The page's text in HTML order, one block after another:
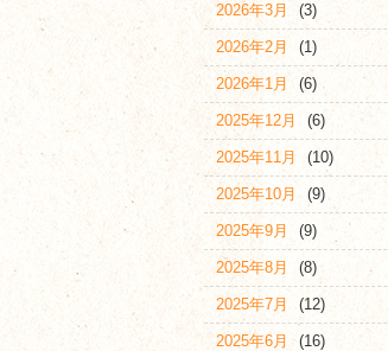
2026年3月 (3)
2026年2月 (1)
2026年1月 (6)
2025年12月 (6)
2025年11月 (10)
2025年10月 (9)
2025年9月 (9)
2025年8月 (8)
2025年7月 (12)
2025年6月 (16)